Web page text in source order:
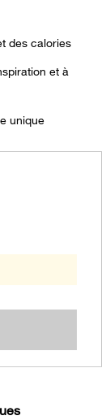
des calories
et à
unique